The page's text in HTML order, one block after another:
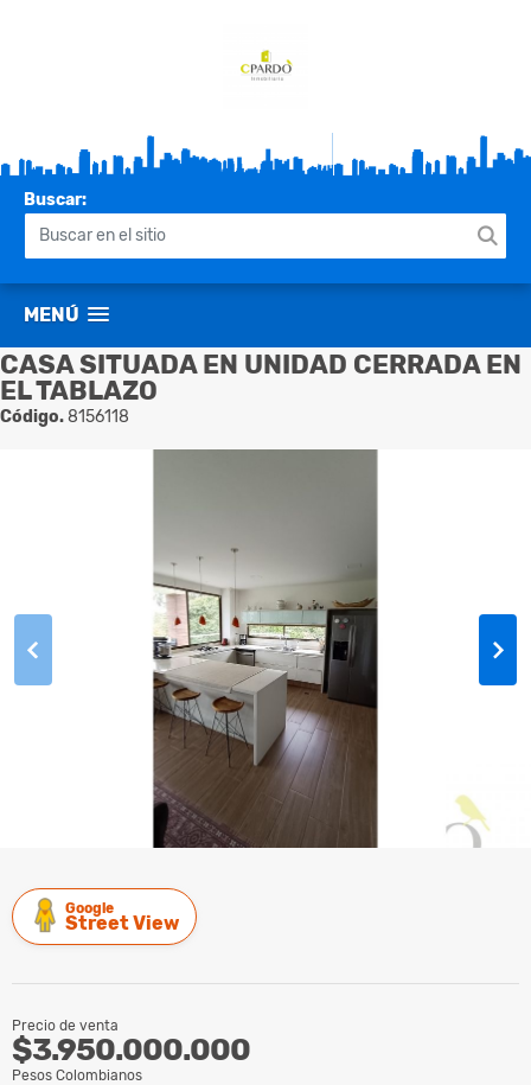
Buscar:
MENÚ
CASA SITUADA EN UNIDAD CERRADA EN
EL TABLAZO
Código.8156118
Google
Street View
Precio de venta
$3.950.000.000
Pesos Colombianos